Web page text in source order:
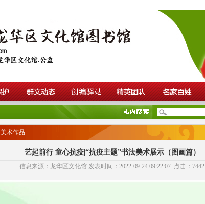
美术作品
艺起前行 童心抗疫|“抗疫主题”书法美术展示（图画篇）
信息来源：龙华区文化馆 发表时间：2022-09-24 09:22:07 点击：7442